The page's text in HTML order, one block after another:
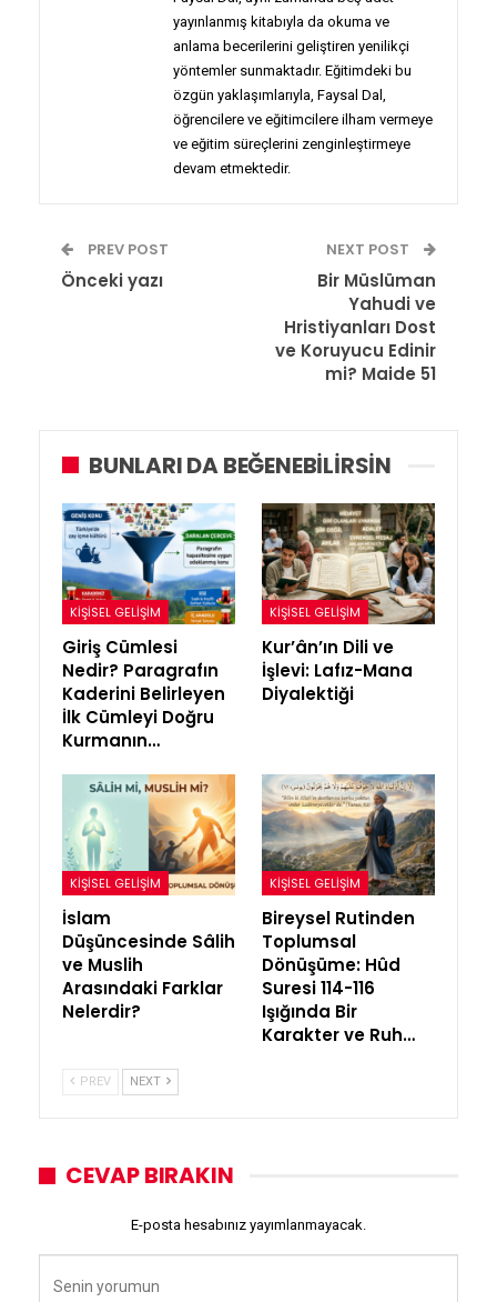
yayınlanmış kitabıyla da okuma ve
anlama becerilerini geliştiren yenilikçi
yöntemler sunmaktadır. Eğitimdeki bu
özgün yaklaşımlarıyla, Faysal Dal,
öğrencilere ve eğitimcilere ilham vermeye
ve eğitim süreçlerini zenginleştirmeye
devam etmektedir.
PREV POST
Önceki yazı
NEXT POST
Bir Müslüman
Yahudi ve
Hristiyanları Dost
ve Koruyucu Edinir
mi? Maide 51
BUNLARI DA BEĞENEBILIRSIN
KIŞISEL GELIŞIM
Giriş Cümlesi
Nedir? Paragrafın
Kaderini Belirleyen
İlk Cümleyi Doğru
Kurmanın…
KIŞISEL GELIŞIM
Kur’ân’ın Dili ve
İşlevi: Lafız-Mana
Diyalektiği
KIŞISEL GELIŞIM
İslam
Düşüncesinde Sâlih
ve Muslih
Arasındaki Farklar
Nelerdir?
KIŞISEL GELIŞIM
Bireysel Rutinden
Toplumsal
Dönüşüme: Hûd
Suresi 114-116
Işığında Bir
Karakter ve Ruh…
PREV NEXT
CEVAP BIRAKIN
E-posta hesabınız yayımlanmayacak.